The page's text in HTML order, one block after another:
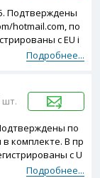
Подтверждены
hotmail.com, по
с EU i
Подробнее...
по
комплекте. В пр
с U
Подробнее...
шт.